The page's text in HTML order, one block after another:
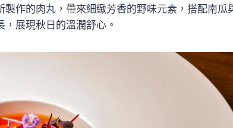
製作的肉丸，帶來細緻芳香的野味元素，搭配南瓜
展現秋日的溫潤舒心。